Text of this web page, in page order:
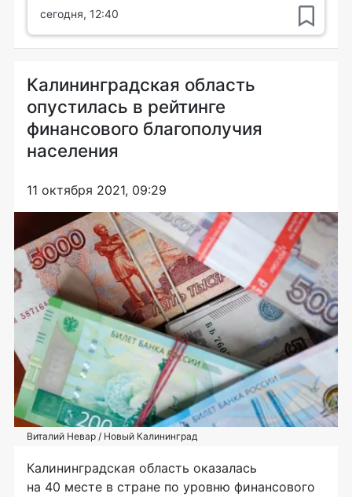
сегодня, 12:40
Калининградская область
опустилась в рейтинге
финансового благополучия
населения
11 октября 2021, 09:29
Виталий Невар / Новый Калининград
Калининградская область оказалась
на 40 месте в стране по уровню финансового